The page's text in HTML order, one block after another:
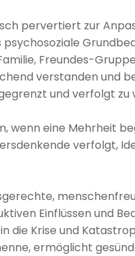
pervertiert zur
Freundes-
verstanden und
und verfolgt zu
wenn eine Mehrheit
verfolgt,
Einflüssen und
die Krise und
ermöglicht